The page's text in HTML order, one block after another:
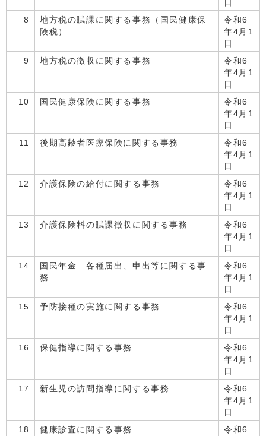
日
8
地方税の賦課に関する事務（国民健康保
険税）
令和6
年4月1
日
9
地方税の徴収に関する事務
令和6
年4月1
日
10
国民健康保険に関する事務
令和6
年4月1
日
11
後期高齢者医療保険に関する事務
令和6
年4月1
日
12
介護保険の給付に関する事務
令和6
年4月1
日
13
介護保険料の賦課徴収に関する事務
令和6
年4月1
日
14
国民年金 各種届出、申出等に関する事
務
令和6
年4月1
日
15
予防接種の実施に関する事務
令和6
年4月1
日
16
保健指導に関する事務
令和6
年4月1
日
17
新生児の訪問指導に関する事務
令和6
年4月1
日
18
健康診査に関する事務
令和6